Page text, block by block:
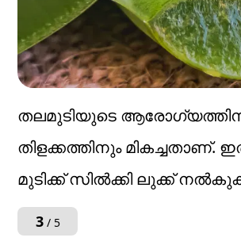
തലമുടിയുടെ ആരോ​ഗ്യത്തിന്
തിളക്കത്തിനും
മുടിക്ക് സിൽക്കി ലുക്ക്
3/ 5